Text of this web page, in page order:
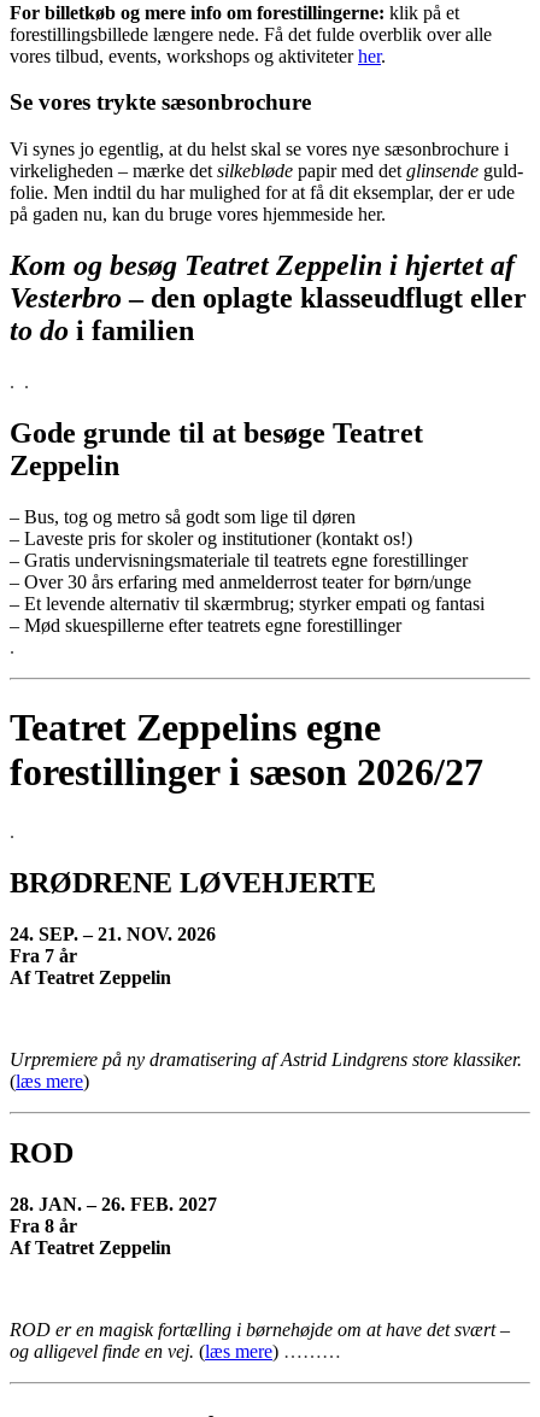
For billetkøb og mere info om forestillingerne: klik på et
forestillingsbillede længere nede. Få det fulde overblik over alle
vores tilbud, events, workshops og aktiviteterher.
Se vores trykte sæsonbrochure
Vi synes jo egentlig, at du helst skal se vores nye sæsonbrochure i
virkeligheden – mærke det silkebløde papir med det glinsende guld-
folie. Men indtil du har mulighed for at få dit eksemplar, der er ude
på gaden nu, kan du bruge vores hjemmeside her.
Kom og besøg Teatret Zeppelin i hjertet af
Vesterbro – den oplagte klasseudflugt eller
to do i familien
. .
Gode grunde til at besøge Teatret
Zeppelin
– Bus, tog og metro så godt som lige til døren
– Laveste pris for skoler og institutioner (kontakt os!)
– Gratis undervisningsmateriale til teatrets egne forestillinger
– Over 30 års erfaring med anmelderrost teater for børn/unge
– Et levende alternativ til skærmbrug; styrker empati og fantasi
– Mød skuespillerne efter teatrets egne forestillinger
.
Teatret Zeppelins egne
forestillinger i sæson 2026/27
.
BRØDRENE LØVEHJERTE
24. SEP. – 21. NOV. 2026
Fra 7 år
Af Teatret Zeppelin
Urpremiere på ny dramatisering af Astrid Lindgrens store klassiker.
(læs mere)
ROD
28. JAN. – 26. FEB. 2027
Fra 8 år
Af Teatret Zeppelin
ROD er en magisk fortælling i børnehøjde om at have det svært –
og alligevel finde en vej. (læs mere) ………